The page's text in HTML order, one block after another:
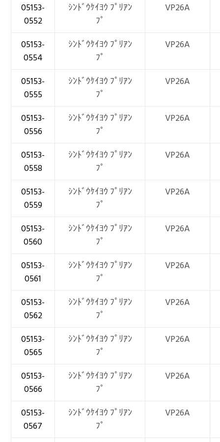
05153-
0552
ｼﾝﾄﾞｳｹｲﾖｳ ﾌﾟﾘｱﾝ
ﾌﾟ
VP26A
05153-
0554
ｼﾝﾄﾞｳｹｲﾖｳ ﾌﾟﾘｱﾝ
ﾌﾟ
VP26A
05153-
0555
ｼﾝﾄﾞｳｹｲﾖｳ ﾌﾟﾘｱﾝ
ﾌﾟ
VP26A
05153-
0556
ｼﾝﾄﾞｳｹｲﾖｳ ﾌﾟﾘｱﾝ
ﾌﾟ
VP26A
05153-
0558
ｼﾝﾄﾞｳｹｲﾖｳ ﾌﾟﾘｱﾝ
ﾌﾟ
VP26A
05153-
0559
ｼﾝﾄﾞｳｹｲﾖｳ ﾌﾟﾘｱﾝ
ﾌﾟ
VP26A
05153-
0560
ｼﾝﾄﾞｳｹｲﾖｳ ﾌﾟﾘｱﾝ
ﾌﾟ
VP26A
05153-
0561
ｼﾝﾄﾞｳｹｲﾖｳ ﾌﾟﾘｱﾝ
ﾌﾟ
VP26A
05153-
0562
ｼﾝﾄﾞｳｹｲﾖｳ ﾌﾟﾘｱﾝ
ﾌﾟ
VP26A
05153-
0565
ｼﾝﾄﾞｳｹｲﾖｳ ﾌﾟﾘｱﾝ
ﾌﾟ
VP26A
05153-
0566
ｼﾝﾄﾞｳｹｲﾖｳ ﾌﾟﾘｱﾝ
ﾌﾟ
VP26A
05153-
0567
ｼﾝﾄﾞｳｹｲﾖｳ ﾌﾟﾘｱﾝ
ﾌﾟ
VP26A